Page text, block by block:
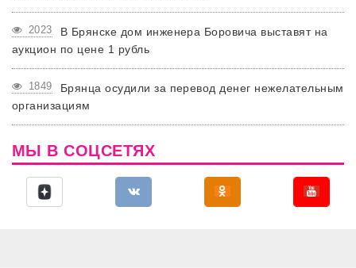
2023
В Брянске дом инженера Боровича выставят на
аукцион по цене 1 рубль
1849
Брянца осудили за перевод денег нежелательным
организациям
МЫ В СОЦСЕТЯХ